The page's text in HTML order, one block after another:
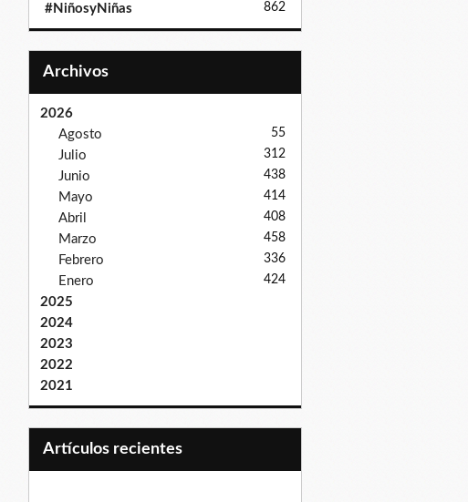
#NiñosyNiñas 862
Archivos
2026
Agosto
55
Julio 312
Junio 438
Mayo 414
Abril 408
Marzo 458
Febrero 336
Enero 424
2025
2024
2023
2022
2021
Artículos recientes